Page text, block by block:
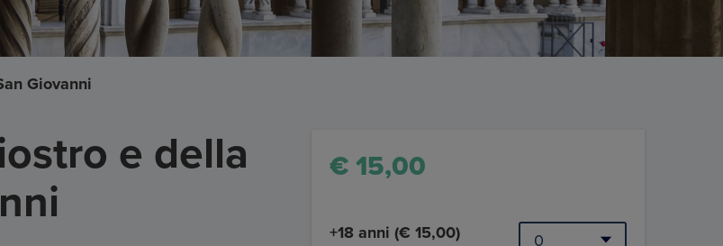
Giovanni
e della
€ 15,00
+18 anni (€ 15,00)